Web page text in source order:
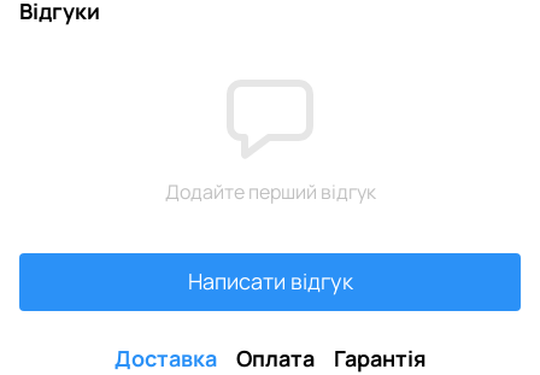
Відгуки
Додайте перший відгук
Написати відгук
Доставка Оплата Гарантія